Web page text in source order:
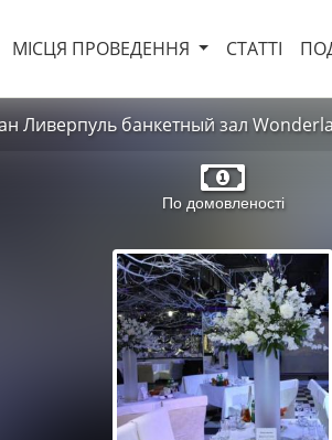
МІСЦЯ ПРОВЕДЕННЯ СТАТТІ
Ливерпуль банкетный зал
По домовленості